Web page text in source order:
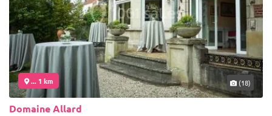
... 1 km (18)
Domaine Allard